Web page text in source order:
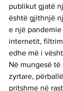
publikut gjatë
është gjithnjë
e një
internetit,
edhe më i
Në mungesë
zyrtare,
pritshme në